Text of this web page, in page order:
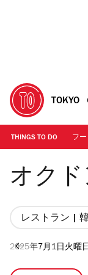
に
移
動
移
動
TOKYO
THINGS TO DO フ
Photo: Tomomi
オクド
レストラン |
2025年7月1日火曜